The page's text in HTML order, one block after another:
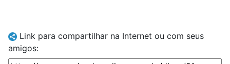
Link para compartilhar na Internet ou com seus
amigos: